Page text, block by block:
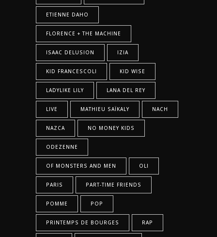
ETIENNE DAHO
FLORENCE + THE MACHINE
ISAAC DELUSION IZIA
KID FRANCESCOLI KID WISE
LADYLIKE LILY LANA DEL REY
LIVE MATHIEU SAÏKALY NACH
NAZCA NO MONEY KIDS
ODEZENNE
OF MONSTERS AND MEN OLI
PARIS PART-TIME FRIENDS
POMME POP
PRINTEMPS DE BOURGES RAP